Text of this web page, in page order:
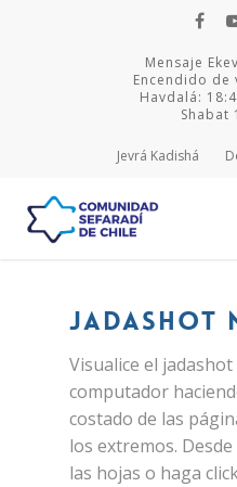
Mensaje
Encendido de
Havdalá:
Shabat
Jevrá Kadishá
Hit enter to search or
Jadashot
Visualice el
computador
costado de las
los extremos.
las hojas o haga